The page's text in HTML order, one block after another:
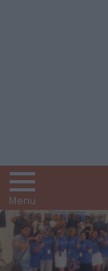
Menu
LATEST
STORIES